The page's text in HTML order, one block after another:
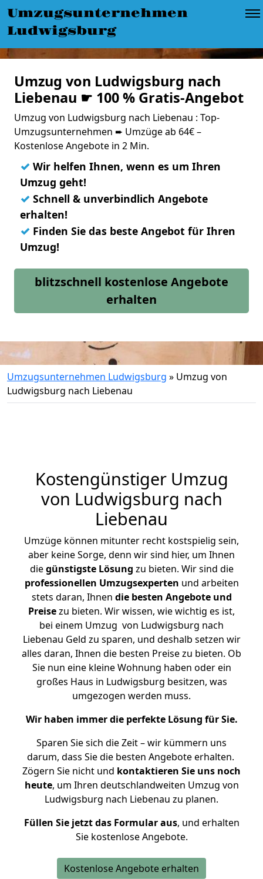
Umzugsunternehmen
Ludwigsburg
Umzug von Ludwigsburg nach
Liebenau ☛ 100 % Gratis-Angebot
Umzug von Ludwigsburg nach Liebenau : Top-
Umzugsunternehmen ➨ Umzüge ab 64€ –
Kostenlose Angebote in 2 Min.
✓ Wir helfen Ihnen, wenn es um Ihren
Umzug geht!
✓ Schnell & unverbindlich Angebote
erhalten!
✓ Finden Sie das beste Angebot für Ihren
Umzug!
blitzschnell kostenlose Angebote
erhalten
Umzugsunternehmen Ludwigsburg » Umzug von
Ludwigsburg nach Liebenau
Kostengünstiger Umzug
von Ludwigsburg nach
Liebenau
Umzüge können mitunter recht kostspielig sein,
aber keine Sorge, denn wir sind hier, um Ihnen
diegünstigste Lösung zu bieten. Wir sind die
professionellen Umzugsexperten und arbeiten
stets daran, Ihnen die besten Angebote und
Preisezu bieten. Wir wissen, wie wichtig es ist,
bei einem Umzug von Ludwigsburg nach
Liebenau Geld zu sparen, und deshalb setzen wir
alles daran, Ihnen die besten Preise zu bieten. Ob
Sie nun eine kleine Wohnung haben oder ein
großes Haus in Ludwigsburg besitzen, was
umgezogen werden muss.
Wir haben immer die perfekte Lösung für Sie.
Sparen Sie sich die Zeit – wir kümmern uns
darum, dass Sie die besten Angebote erhalten.
Zögern Sie nicht und kontaktieren Sie uns noch
heute, um Ihren deutschlandweiten Umzug von
Ludwigsburg nach Liebenau zu planen.
Füllen Sie jetzt das Formular aus, und erhalten
Sie kostenlose Angebote.
Kostenlose Angebote erhalten